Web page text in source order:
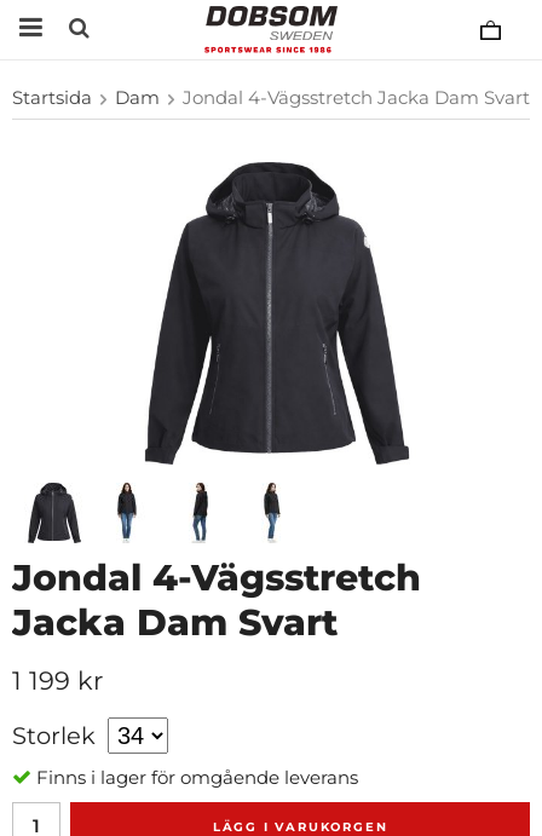
Startsida Dam Jondal 4-Vägsstretch Jacka Dam Svart
Jondal 4-Vägsstretch
Jacka Dam Svart
1 199 kr
Storlek
Finns i lager för omgående leverans
LÄGG I VARUKORGEN